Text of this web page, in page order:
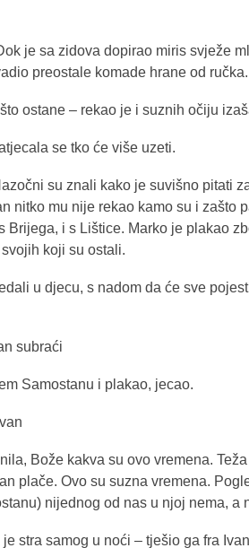
je sa zidova dopirao miris svježe
preostale komade hrane od ručka.
ostane – rekao je i suznih očiju
se tko će više uzeti.
su znali kako je suvišno pitati
nitko mu nije rekao kamo su i zašto
i s Lištice. Marko je plakao
koji su ostali.
u djecu, s nadom da će sve
subraći
Samostanu i plakao, jecao.
Bože kakva su ovo vremena.
plače. Ovo su suzna vremena.
nijednog od nas u njoj nema, a
stra samog u noći – tješio ga fra